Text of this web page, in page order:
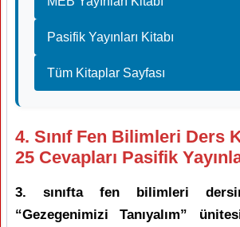
Pasifik Yayınları Kitabı
Tüm Kitaplar Sayfası
4. Sınıf Fen Bilimleri Ders
25 Cevapları Pasifik
3. sınıfta fen bilimleri
“Gezegenimizi Tanıyalım”